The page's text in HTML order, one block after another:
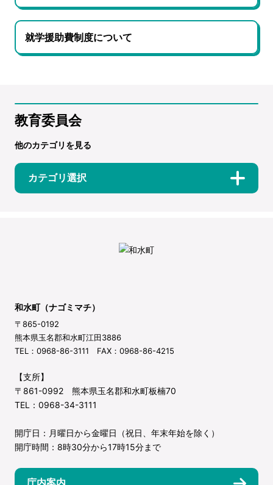
就学援助費制度について
教育委員会
他のカテゴリを見る
カテゴリ選択
和水町（ナゴミマチ）
〒865-0192
熊本県玉名郡和水町江田3886
TEL：0968-86-3111 FAX：0968-86-4215
【支所】
〒861-0992 熊本県玉名郡和水町板楠70
TEL：0968-34-3111
開庁日：月曜日から金曜日（祝日、年末年始を除く）
開庁時間：8時30分から17時15分まで
庁内案内